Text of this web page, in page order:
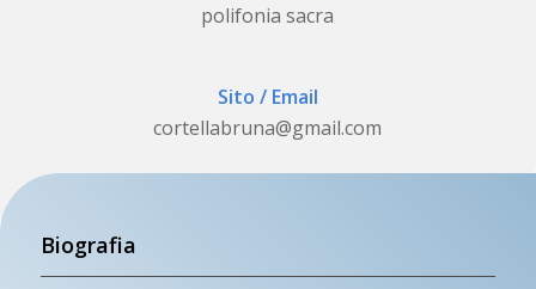
polifonia sacra
Sito / Email
cortellabruna@gmail.com
Biografia